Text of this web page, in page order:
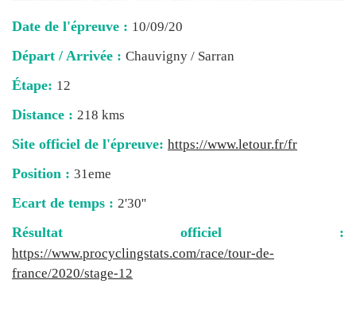
Date de l'épreuve : 10/09/20
Départ / Arrivée : Chauvigny / Sarran
Étape: 12
Distance : 218 kms
Site officiel de l'épreuve: https://www.letour.fr/fr
Position : 31eme
Ecart de temps : 2'30''
Résultat officiel :
https://www.procyclingstats.com/race/tour-de-
france/2020/stage-12